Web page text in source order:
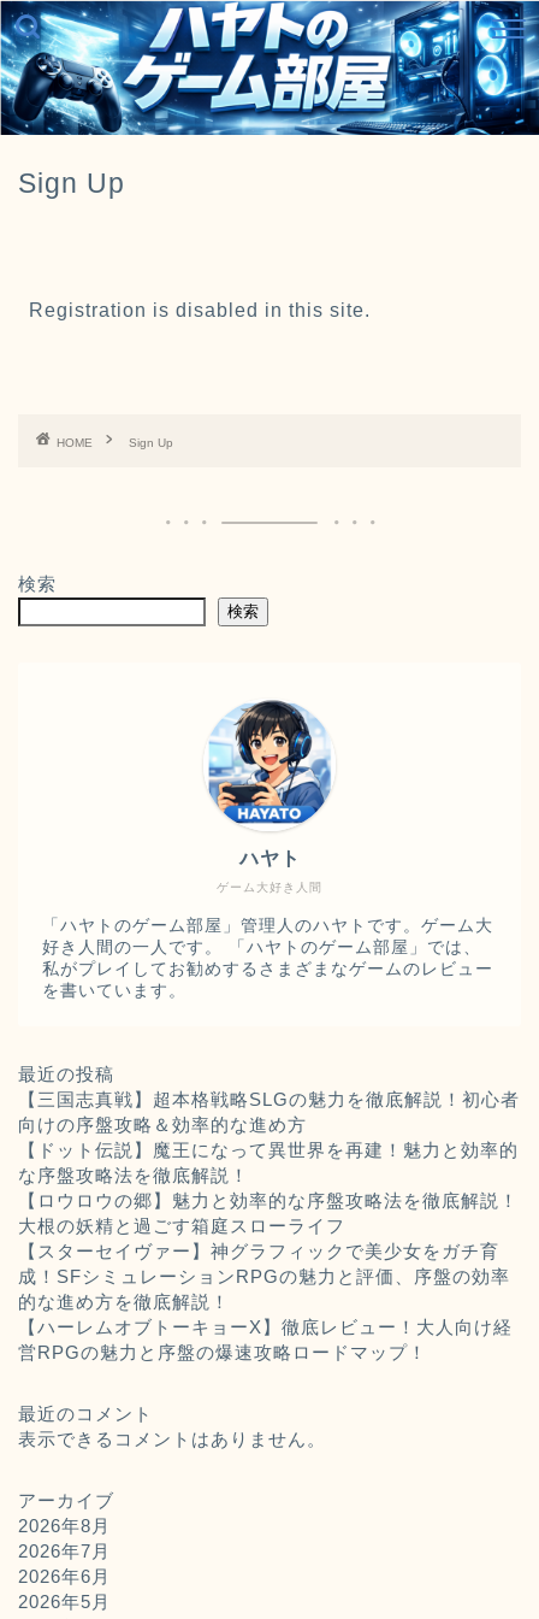
Sign Up
Registration is disabled in this site.
HOME Sign Up
検索
検索
ゲーム大好き人間
ハヤト
「ハヤトのゲーム部屋」管理人のハヤトです。ゲーム大
好き人間の一人です。 「ハヤトのゲーム部屋」では、
私がプレイしてお勧めするさまざまなゲームのレビュー
を書いています。
最近の投稿
【三国志真戦】超本格戦略SLGの魅力を徹底解説！初心者
向けの序盤攻略＆効率的な進め方
【ドット伝説】魔王になって異世界を再建！魅力と効率的
な序盤攻略法を徹底解説！
【ロウロウの郷】魅力と効率的な序盤攻略法を徹底解説！
大根の妖精と過ごす箱庭スローライフ
【スターセイヴァー】神グラフィックで美少女をガチ育
成！SFシミュレーションRPGの魅力と評価、序盤の効率
的な進め方を徹底解説！
【ハーレムオブトーキョーX】徹底レビュー！大人向け経
営RPGの魅力と序盤の爆速攻略ロードマップ！
最近のコメント
表示できるコメントはありません。
アーカイブ
2026年8月
2026年7月
2026年6月
2026年5月